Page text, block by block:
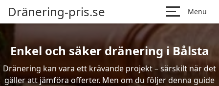
Dränering-pris.se Menu
Enkel och säker dränering i Bålsta
Dränering kan vara ett krävande projekt – särskilt när det
gäller att jämföra offerter. Men om du följer denna guide